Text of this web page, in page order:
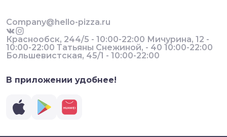
Company@hello-pizza.ru
Краснообск, 244/5 - 10:00-22:00 Мичурина, 12 -
10:00-22:00 Татьяны Снежиной, - 40 10:00-22:00
Большевистская, 45/1 - 10:00-22:00
В приложении удобнее!